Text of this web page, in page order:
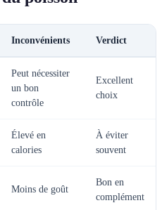
Inconvénients Verdict
Peut nécessiter
un bon
contrôle
Excellent
choix
Élevé en
calories
À éviter
souvent
Moins de goût
Bon en
complément